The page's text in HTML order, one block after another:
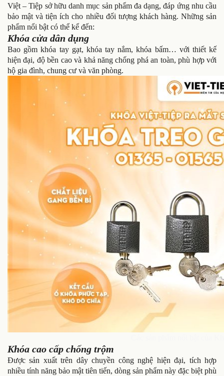
Việt – Tiệp sở hữu danh mục sản phẩm đa dạng, đáp ứng nhu cầu
bảo mật và tiện ích cho nhiều đối tượng khách hàng. Những sản
phẩm nổi bật có thể kể đến:
Khóa cửa dân dụng
Bao gồm khóa tay gạt, khóa tay nắm, khóa bấm… với thiết kế
hiện đại, độ bền cao và khả năng chống phá an toàn, phù hợp với
hộ gia đình, chung cư và văn phòng.
Khóa cao cấp chống trộm
Được sản xuất trên dây chuyền công nghệ hiện đại, tích hợp
nhiều tính năng bảo mật tiên tiến, dòng sản phẩm này đặc biệt phù